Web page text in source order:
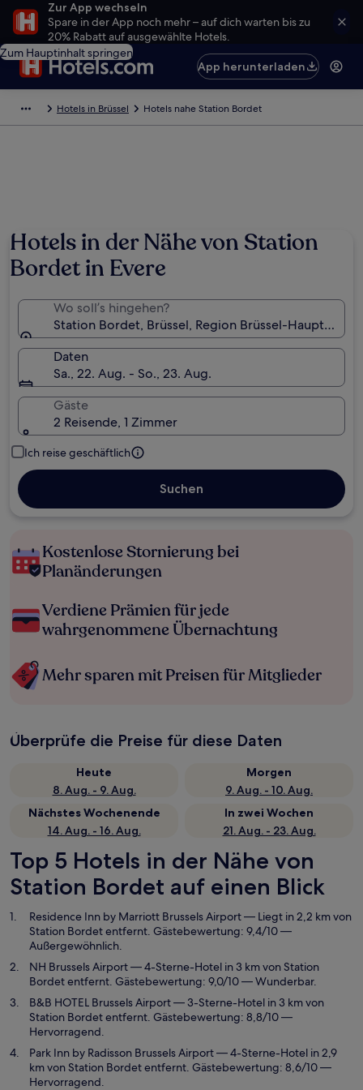
Zur App wechseln
Spare in der App noch mehr – auf dich warten bis zu
20% Rabatt auf ausgewählte Hotels.
Zum Hauptinhalt springen
App herunterladen
Hotels in Brüssel Hotels nahe Station Bordet
Hotels in der Nähe von Station
Bordet in Evere
Wo soll’s hingehen?
Station Bordet, Brüssel, Region Brüssel-Hauptstadt,
Daten
Sa., 22. Aug. - So., 23. Aug.
Gäste
2 Reisende, 1 Zimmer
Ich reise geschäftlich
Suchen
Kostenlose Stornierung bei
Planänderungen
Verdiene Prämien für jede
wahrgenommene Übernachtung
Mehr sparen mit Preisen für Mitglieder
Überprüfe die Preise für diese Daten
Heute
8. Aug. - 9. Aug.
Morgen
9. Aug. - 10. Aug.
Nächstes Wochenende
14. Aug. - 16. Aug.
In zwei Wochen
21. Aug. - 23. Aug.
Top 5 Hotels in der Nähe von
Station Bordet auf einen Blick
Residence Inn by Marriott Brussels Airport— Liegt in 2,2 km von
Station Bordet entfernt. Gästebewertung: 9,4/10 —
Außergewöhnlich.
NH Brussels Airport— 4-Sterne-Hotel in 3 km von Station
Bordet entfernt. Gästebewertung: 9,0/10 — Wunderbar.
B&B HOTEL Brussels Airport— 3-Sterne-Hotel in 3 km von
Station Bordet entfernt. Gästebewertung: 8,8/10 —
Hervorragend.
Park Inn by Radisson Brussels Airport— 4-Sterne-Hotel in 2,9
km von Station Bordet entfernt. Gästebewertung: 8,6/10 —
Hervorragend.